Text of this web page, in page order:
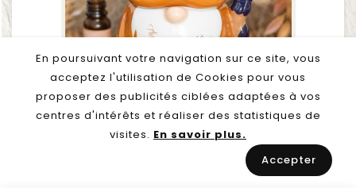
En poursuivant votre navigation sur ce site, vous
acceptez l'utilisation de Cookies pour vous
proposer des publicités ciblées adaptées à vos
centres d'intérêts et réaliser des statistiques de
visites. En savoir plus.
Accepter